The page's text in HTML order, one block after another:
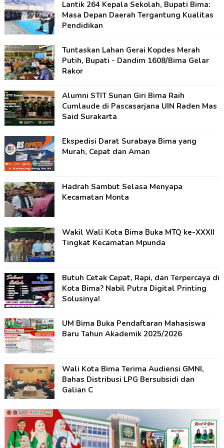
Lantik 264 Kepala Sekolah, Bupati Bima:
Masa Depan Daerah Tergantung Kualitas
Pendidikan
Tuntaskan Lahan Gerai Kopdes Merah
Putih, Bupati - Dandim 1608/Bima Gelar
Rakor
Alumni STIT Sunan Giri Bima Raih
Cumlaude di Pascasarjana UIN Raden Mas
Said Surakarta
Ekspedisi Darat Surabaya Bima yang
Murah, Cepat dan Aman
Hadrah Sambut Selasa Menyapa
Kecamatan Monta
Wakil Wali Kota Bima Buka MTQ ke-XXXII
Tingkat Kecamatan Mpunda
Butuh Cetak Cepat, Rapi, dan Terpercaya di
Kota Bima? Nabil Putra Digital Printing
Solusinya!
UM Bima Buka Pendaftaran Mahasiswa
Baru Tahun Akademik 2025/2026
Wali Kota Bima Terima Audiensi GMNI,
Bahas Distribusi LPG Bersubsidi dan
Galian C